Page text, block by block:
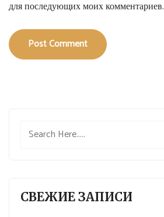
для последующих моих комментариев.
Post Comment
СВЕЖИЕ ЗАПИСИ